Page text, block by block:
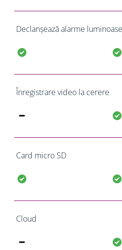
Declanșează alarme luminoase
Înregistrare video la cerere
Card micro SD
Cloud